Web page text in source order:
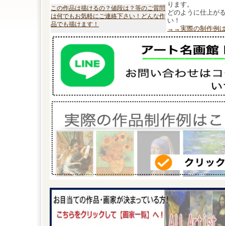
この作品は描けるの？値段は？等のご質問
は何でもお気軽にご連絡下さい！どんな作
品でも描けます！
ります。
どのように仕上が
い！
→→実際の制作例